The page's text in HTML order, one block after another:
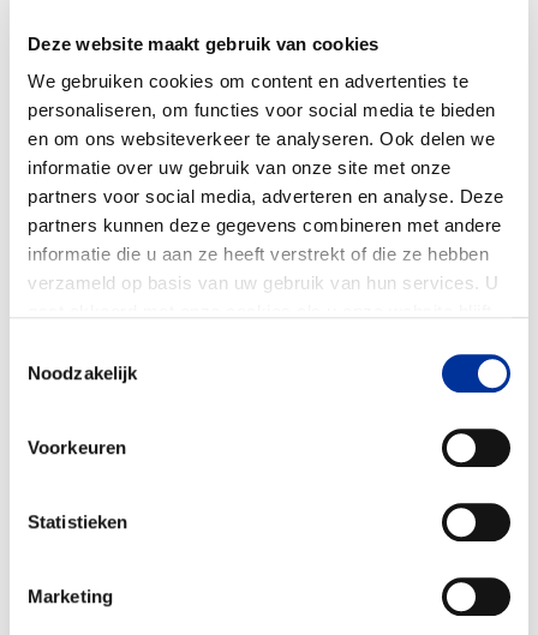
Deze website maakt gebruik van cookies
We gebruiken cookies om content en advertenties te
personaliseren, om functies voor social media te bieden
en om ons websiteverkeer te analyseren. Ook delen we
informatie over uw gebruik van onze site met onze
partners voor social media, adverteren en analyse. Deze
partners kunnen deze gegevens combineren met andere
informatie die u aan ze heeft verstrekt of die ze hebben
verzameld op basis van uw gebruik van hun services. U
Noodzakelijk
Voorkeuren
Statistieken
Marketing
Voorlichting en bewustwording
99%
Women Win uses sport and play as a strategic
create relational, collective entry points into